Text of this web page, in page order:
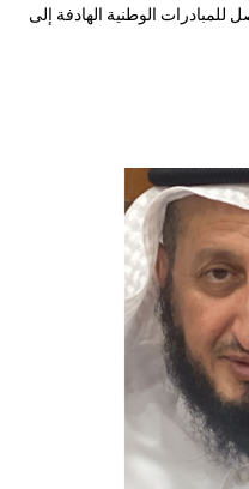
الوطنية الهادفة إلى
من تحويل أفكارهم إلى